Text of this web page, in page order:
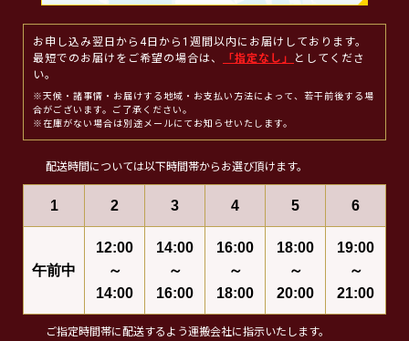
お申し込み翌日から4日から1週間以内にお届けしております。
最短でのお届けをご希望の場合は、
「指定なし」
としてくださ
い。
※天候・諸事情・お届けする地域・お支払い方法によって、若干前後する場
合がございます。ご了承ください。
※在庫がない場合は別途メールにてお知らせいたします。
配送時間については以下時間帯からお選び頂けます。
1 2 3 4 5 6
午前中
12:00
～
14:00
14:00
～
16:00
16:00
～
18:00
18:00
～
20:00
19:00
～
21:00
ご指定時間帯に配送するよう運搬会社に指示いたします。